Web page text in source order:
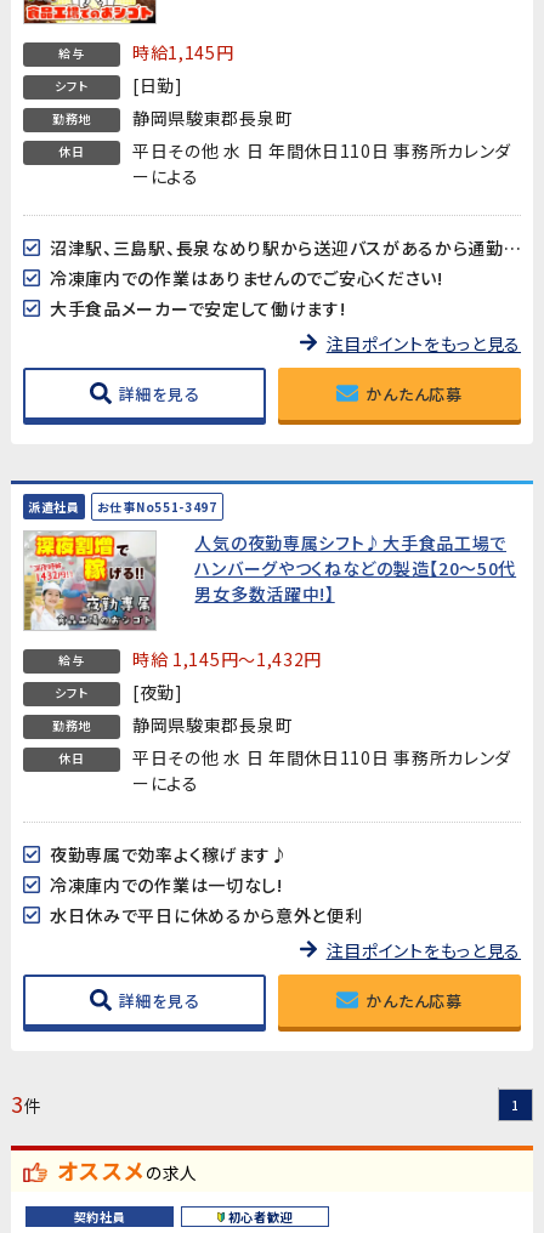
給与 時給1,145円
シフト [日勤]
勤務地 静岡県駿東郡長泉町
休日
平日その他 水 日 年間休日110日 事務所カレンダ
ーによる
沼津駅、三島駅、長泉なめり駅から送迎バスがあるから通勤ラクラク♪
冷凍庫内での作業はありませんのでご安心ください!
大手食品メーカーで安定して働けます!
注目ポイントをもっと見る
詳細を見る かんたん応募
派遣社員 お仕事No551-3497
人気の夜勤専属シフト♪大手食品工場で
ハンバーグやつくねなどの製造【20～50代
男女多数活躍中!】
給与 時給 1,145円～1,432円
シフト [夜勤]
勤務地 静岡県駿東郡長泉町
休日
平日その他 水 日 年間休日110日 事務所カレンダ
ーによる
夜勤専属で効率よく稼げます♪
冷凍庫内での作業は一切なし!
水日休みで平日に休めるから意外と便利
注目ポイントをもっと見る
詳細を見る かんたん応募
3件 1
オススメの求人
契約社員 初心者歓迎